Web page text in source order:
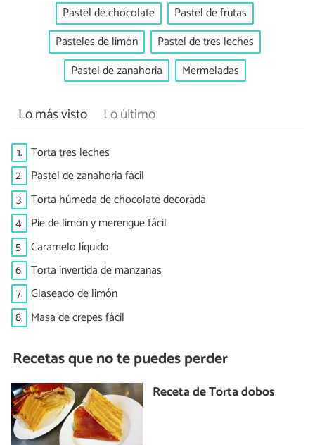
Pastel de chocolate
Pastel de frutas
Pasteles de limón
Pastel de tres leches
Pastel de zanahoria
Mermeladas
Lo más visto Lo último
1. Torta tres leches
2. Pastel de zanahoria fácil
3. Torta húmeda de chocolate decorada
4. Pie de limón y merengue fácil
5. Caramelo líquido
6. Torta invertida de manzanas
7. Glaseado de limón
8. Masa de crepes fácil
Recetas que no te puedes perder
Receta de Torta dobos